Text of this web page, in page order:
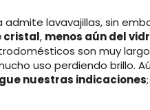
lavavajillas, sin
cristal, menos aún del
son muy
uso perdiendo brillo.
nuestras indicaciones